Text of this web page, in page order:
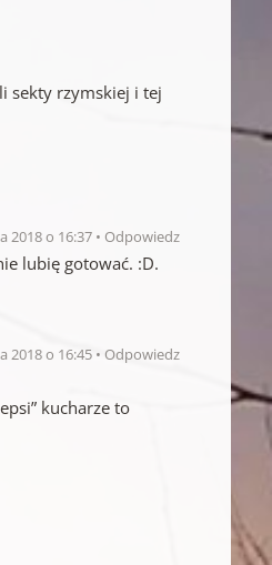
sekty rzymskiej i tej
2018 o 16:37 Odpowiedz
lubię gotować. :D.
2018 o 16:45 Odpowiedz
kucharze to